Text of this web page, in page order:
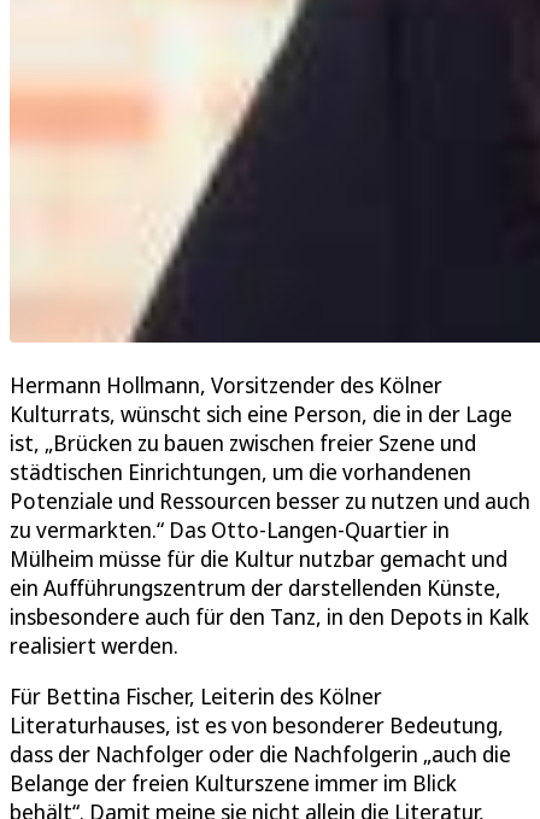
Hermann Hollmann, Vorsitzender des Kölner
Kulturrats, wünscht sich eine Person, die in der Lage
ist, „Brücken zu bauen zwischen freier Szene und
städtischen Einrichtungen, um die vorhandenen
Potenziale und Ressourcen besser zu nutzen und auch
zu vermarkten.“ Das Otto-Langen-Quartier in
Mülheim müsse für die Kultur nutzbar gemacht und
ein Aufführungszentrum der darstellenden Künste,
insbesondere auch für den Tanz, in den Depots in Kalk
realisiert werden.
Für Bettina Fischer, Leiterin des Kölner
Literaturhauses, ist es von besonderer Bedeutung,
dass der Nachfolger oder die Nachfolgerin „auch die
Belange der freien Kulturszene immer im Blick
behält“. Damit meine sie nicht allein die Literatur,